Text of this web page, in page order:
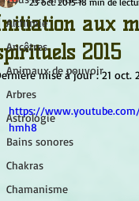
Alchimie
Ancêtres
Animaux de pouvoir
Arbres
Astrologie
Bains sonores
Chakras
Chamanisme
aux
2015
mise à jour :21 oct.
https://
hmh8